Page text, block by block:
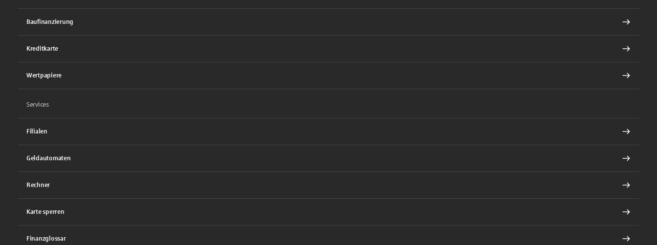
Baufinanzierung
Kreditkarte
Wertpapiere
Services
Filialen
Geldautomaten
Rechner
Karte sperren
Finanzglossar